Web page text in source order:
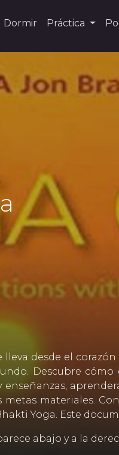
Dormir Práctica
desde el
Descubre
materiales.
Yoga. Este
abajo y a la